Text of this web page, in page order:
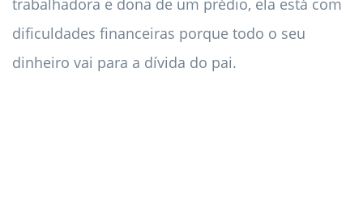
trabalhadora e dona de um prédio, ela está com
dificuldades financeiras porque todo o seu
dinheiro vai para a dívida do pai.